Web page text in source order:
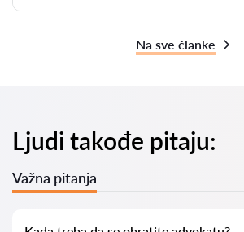
Na sve članke
Ljudi takođe pitaju:
Važna pitanja